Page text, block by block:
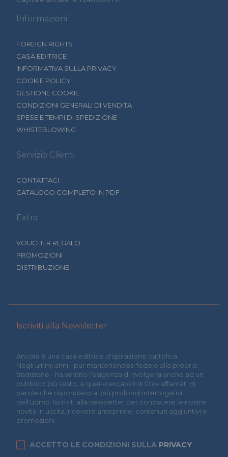
Informazioni
FOREIGN RIGHTS
CASA EDITRICE
INFORMATIVA SULLA PRIVACY
COOKIE POLICY
GESTIONE COOKIE
CONDIZIONI GENERALI DI VENDITA
SPESE E TEMPI DI SPEDIZIONE
WHISTEBLOWING
Servizio Clienti
CONTATTACI
CATALOGO COMPLETO IN PDF
Extra
VOUCHER REGALO
PROMOZIONI
DISTRIBUZIONE
Iscriviti alla Newsletter
Àncora è una casa editrice d'ispirazione cattolica.
Negli ultimi anni - pur mantenendosi fedele alla propria
tradizione - ha sentito l'esigenza di rivolgersi anche ad un
pubblico più vasto, a quei «cercatori di Dio» affamati di
parole che rispondano ai più profondi interrogativi
dell'uomo. Iscriviti alla newsletter per conoscere le nostre
novità in uscita, ricevere anteprime, contenuti aggiuntivi e
promozioni.
ACCETTO LE CONDIZIONI SULLA PRIVACY